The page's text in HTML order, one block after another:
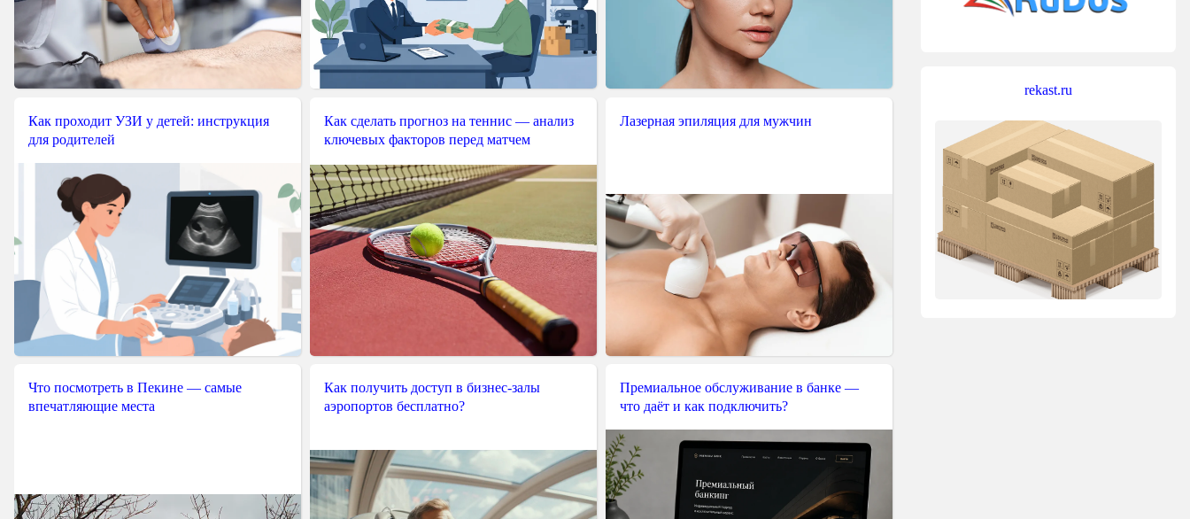
Как проходит УЗИ у детей: инструкция
для родителей
Как сделать прогноз на теннис — анализ
ключевых факторов перед матчем
Лазерная эпиляция для мужчин
Что посмотреть в Пекине — самые
впечатляющие места
Как получить доступ в бизнес-залы
аэропортов бесплатно?
Премиальное обслуживание в банке —
что даёт и как подключить?
rekast.ru